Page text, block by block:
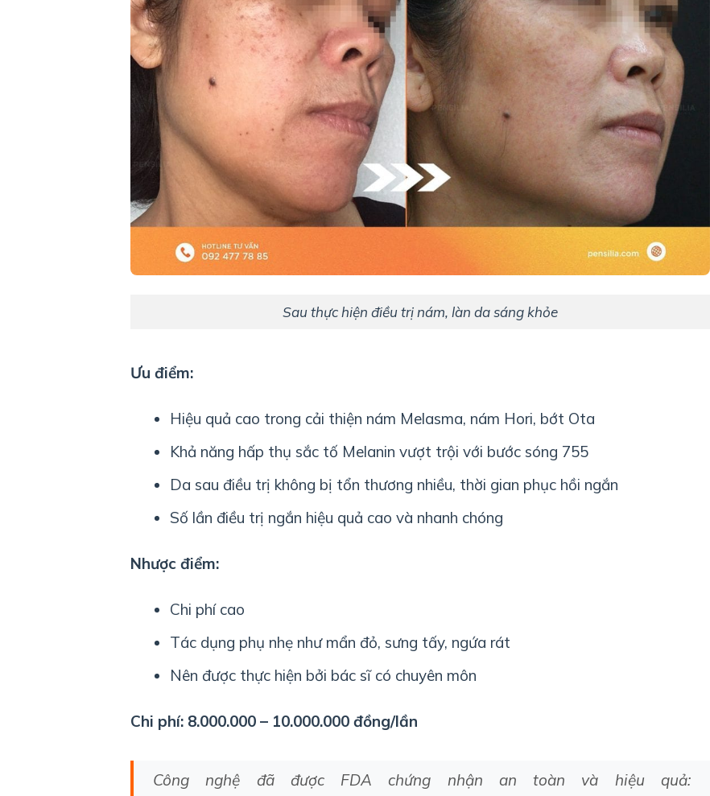
Sau thực hiện điều trị nám, làn da sáng khỏe
Ưu điểm:
Hiệu quả cao trong cải thiện nám Melasma, nám Hori, bớt Ota
Khả năng hấp thụ sắc tố Melanin vượt trội với bước sóng 755
Da sau điều trị không bị tổn thương nhiều, thời gian phục hồi ngắn
Số lần điều trị ngắn hiệu quả cao và nhanh chóng
Nhược điểm:
Chi phí cao
Tác dụng phụ nhẹ như mẩn đỏ, sưng tấy, ngứa rát
Nên được thực hiện bởi bác sĩ có chuyên môn
Chi phí: 8.000.000 – 10.000.000 đồng/lần
Công nghệ đã được FDA chứng nhận an toàn và hiệu quả: